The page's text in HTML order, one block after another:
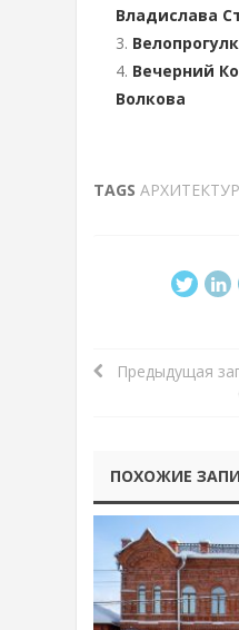
Владислава
Вечерний
Волкова
TAGS
Предыдущая
ПОХОЖИЕ